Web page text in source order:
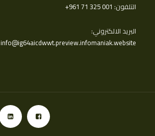
التلفون: ‎+961 71 325 001
البريد الالكتروني:
info@ig64aicdwwt.preview.infomaniak.website